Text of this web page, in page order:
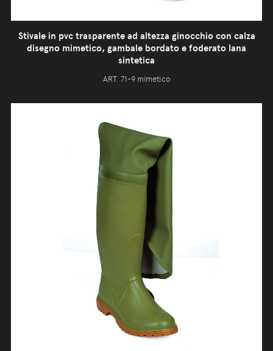
Stivale in pvc trasparente ad altezza ginocchio con calza
disegno mimetico, gambale bordato e foderato lana
sintetica
ART. 71-9 mimetico